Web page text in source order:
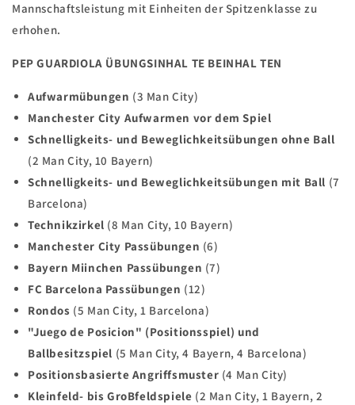
Mannschaftsleistung mit Einheiten der Spitzenklasse zu
erhohen.
PEP GUARDIOLA ÜBUNGSINHAL TE BEINHAL TEN
Aufwarmübungen (3 Man City)
Manchester City Aufwarmen vor dem Spiel
Schnelligkeits- und Beweglichkeitsübungen ohne Ball
(2 Man City, 10 Bayern)
Schnelligkeits- und Beweglichkeitsübungen mit Ball (7
Barcelona)
Technikzirkel (8 Man City, 10 Bayern)
Manchester City Passübungen (6)
Bayern Miinchen Passübungen (7)
FC Barcelona Passübungen (12)
Rondos (5 Man City, 1 Barcelona)
"Juego de Posicion" (Positionsspiel) und
Ballbesitzspiel (5 Man City, 4 Bayern, 4 Barcelona)
Positionsbasierte Angriffsmuster (4 Man City)
Kleinfeld- bis GroBfeldspiele (2 Man City, 1 Bayern, 2